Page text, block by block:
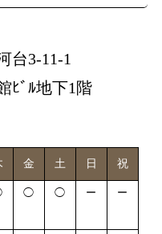
台3-11-1
ﾋﾞﾙ地下1階
金 土 日 祝
◯ ◯ ー ー